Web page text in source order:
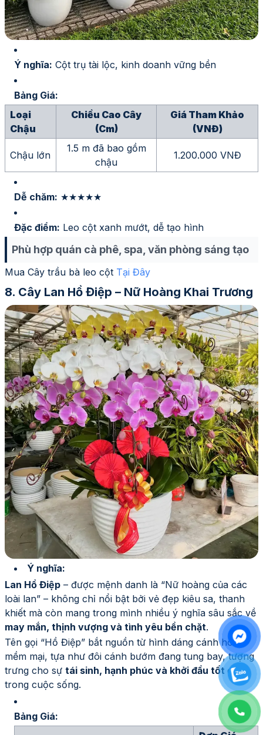
Ý nghĩa: Cột trụ tài lộc, kinh doanh vững bền
Bảng Giá:
Loại
Chậu
Chiều Cao Cây
(cm)
Giá Tham Khảo
(VNĐ)
Chậu lớn
1.5 m đã bao gồm
chậu
1.200.000 VNĐ
Dễ chăm: ★★★★★
Đặc điểm: Leo cột xanh mướt, dễ tạo hình
Phù hợp quán cà phê, spa, văn phòng sáng tạo
Mua Cây trầu bà leo cột Tại Đây
Cây Lan Hồ Điệp – Nữ Hoàng Khai Trương
Ý nghĩa:
Lan Hồ Điệp – được mệnh danh là “Nữ hoàng của các
loài lan” – không chỉ nổi bật bởi vẻ đẹp kiêu sa, thanh
khiết mà còn mang trong mình nhiều ý nghĩa sâu sắc về
may mắn, thịnh vượng và tình yêu bền chặt.
Tên gọi “Hồ Điệp” bắt nguồn từ hình dáng cánh hoa
mềm mại, tựa như đôi cánh bướm đang tung bay, tượng
trưng cho sự tái sinh, hạnh phúc và khởi đầu tốt đẹp
trong cuộc sống.
Bảng Giá: